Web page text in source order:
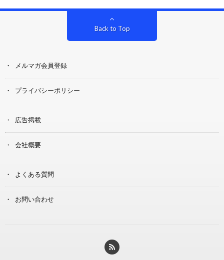
Back to Top
メルマガ会員登録
プライバシーポリシー
広告掲載
会社概要
よくある質問
お問い合わせ